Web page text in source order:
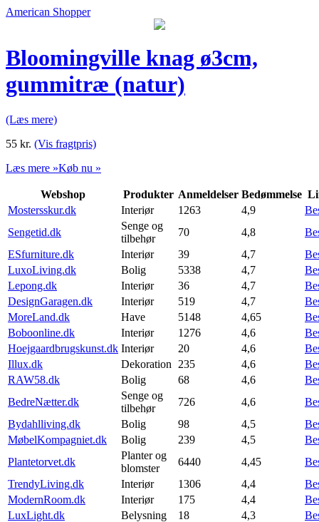
American Shopper
Bloomingville knag ø3cm,
gummitræ (natur)
(Læs mere)
55 kr. (Vis fragtpris)
Læs mere »Køb nu »
Webshop Produkter Anmeldelser Bedømmelse
Mostersskur.dk
Interiør 1263 4,9
Sengetid.dk
Senge og
tilbehør
70 4,8
ESfurniture.dk
Interiør 39 4,7
LuxoLiving.dk
Bolig 5338 4,7
Lepong.dk
Interiør 36 4,7
DesignGaragen.dk
Interiør 519 4,7
MoreLand.dk
Have 5148 4,65
Boboonline.dk
Interiør 1276 4,6
Hoejgaardbrugskunst.dk Interiør 20 4,6
Illux.dk
Dekoration 235 4,6
RAW58.dk
Bolig 68 4,6
BedreNætter.dk
Senge og
tilbehør
726 4,6
Bydahlliving.dk
Bolig 98 4,5
MøbelKompagniet.dk
Bolig 239 4,5
Plantetorvet.dk
Planter og
blomster
6440 4,45
TrendyLiving.dk
Interiør 1306 4,4
ModernRoom.dk
Interiør 175 4,4
LuxLight.dk
Belysning 18 4,3